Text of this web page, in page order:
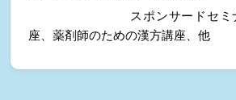
スポンサードセミナー
座、薬剤師のための漢方講座、他